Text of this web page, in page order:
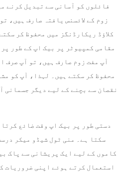
فائلوں کو آسانی سے تبدیل کرنے
زوم کے لائسنس یافتہ صارف ہیں،
کلاؤڈ ریکارڈنگز میں محفوظ کر
مقامی کمپیوٹر پر بیک اپ کے طور
آپ مفت زوم صارف ہیں، تو آپ صرف
محفوظ کر سکتے ہیں۔ لہذا، آپ کو
نقصان سے بچنے کے لیے دیگر جسمانی
دستی طور پر بیک اپ وقت ضائع
سکتا ہے۔ منی ٹول شیڈو میکر
کاموں کے لیے ایک پریشانی سے پاک
استعمال کرتے ہوئے اپنی ضروریات